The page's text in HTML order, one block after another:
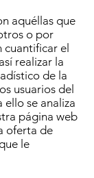
aquéllas que
o por
el
realizar la
de la
usuarios del
se analiza
página web
oferta de
le